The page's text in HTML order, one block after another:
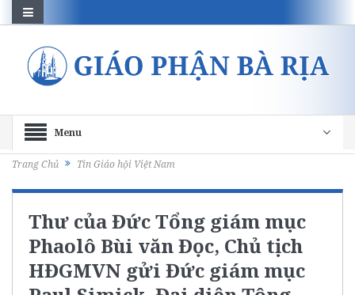
Menu
Trang Chủ Tin Giáo hội Việt Nam
Thư của Đức Tổng giám mục
Phaolô Bùi văn Đọc, Chủ tịch
HĐGMVN gửi Đức giám mục